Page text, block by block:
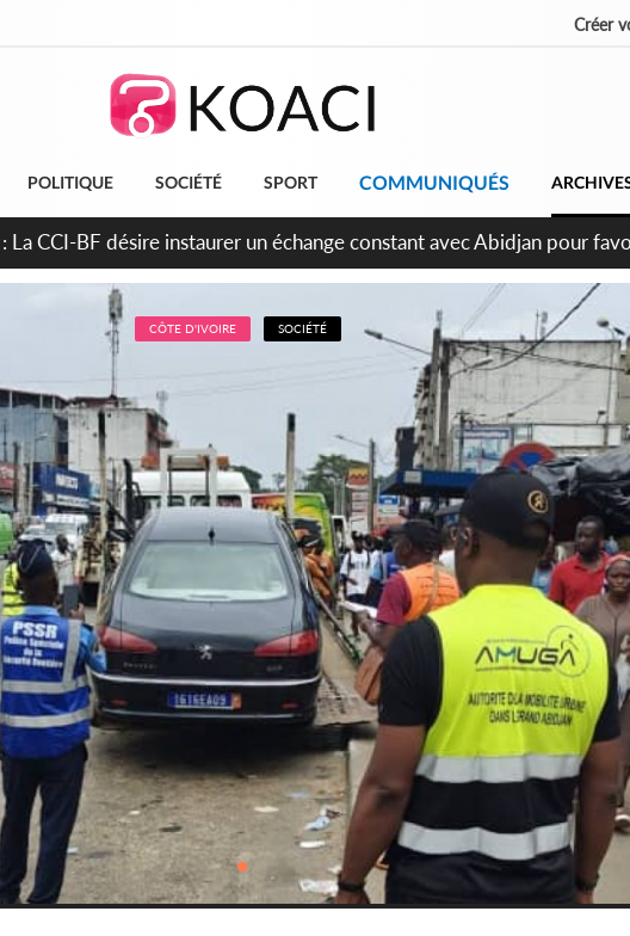
Créer
POLITIQUE SOCIÉTÉ SPORT COMMUNIQUÉS
africaine, le gouvernement défend les abattages sanitaires et
CÔTE D'IVOIRE SOCIÉTÉ